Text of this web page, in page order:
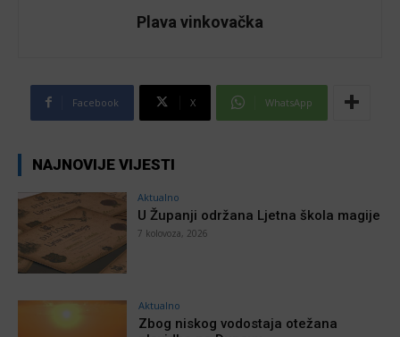
Plava vinkovačka
Facebook X WhatsApp
NAJNOVIJE VIJESTI
Aktualno
U Županji održana Ljetna škola magije
7 kolovoza, 2026
Aktualno
Zbog niskog vodostaja otežana